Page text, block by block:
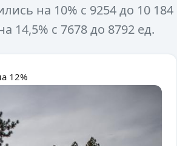
на 10% с 9254 до 10 184
14,5% с 7678 до 8792 ед.
12%